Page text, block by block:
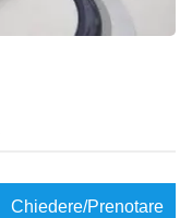
Chiedere/Prenotare